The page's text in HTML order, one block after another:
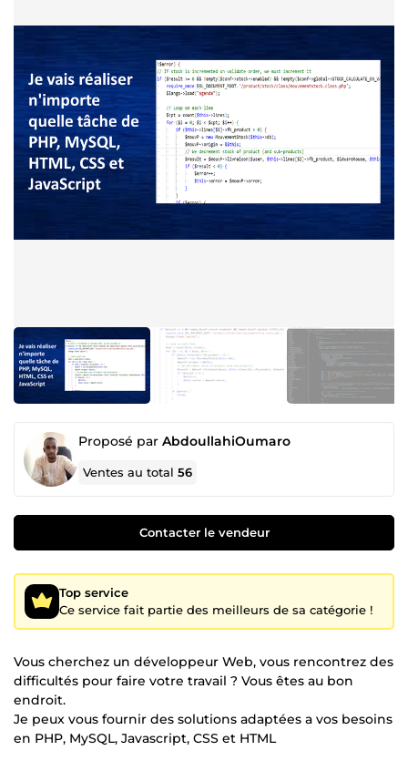
Proposé par AbdoullahiOumaro
Ventes au total56
Contacter le vendeur
Top service
Ce service fait partie des meilleurs de sa catégorie !
Vous cherchez un développeur Web, vous rencontrez des
difficultés pour faire votre travail ? Vous êtes au bon
endroit.
Je peux vous fournir des solutions adaptées a vos besoins
en PHP, MySQL, Javascript, CSS et HTML